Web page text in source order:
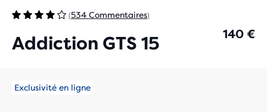
(534 Commentaires)
Addiction GTS 15 140 €
Exclusivité en ligne